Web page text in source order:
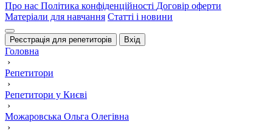
Про нас Політика конфіденційності Договір оферти
Матеріали для навчання Статті і новини
Реєстрація для репетиторів Вхід
Головна
›
Репетитори
›
Репетитори у Києві
›
Можаровська Ольга Олегівна
›